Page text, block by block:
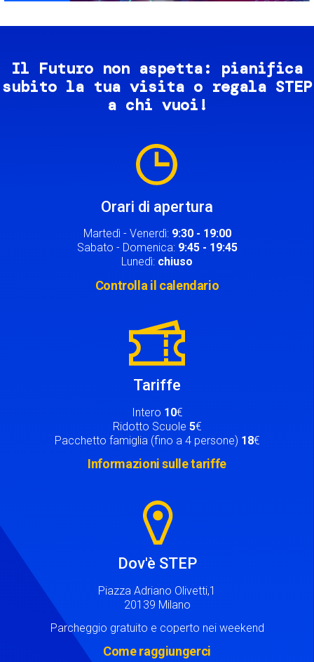
Il Futuro non aspetta: pianifica
subito la tua visita o regala STEP
a chi vuoi!
Orari di apertura
Martedì - Venerdì: 9:30 - 19:00
Sabato - Domenica: 9:45 - 19:45
Lunedì: chiuso
Controlla il calendario
Tariffe
Intero 10€
Ridotto Scuole 5€
Pacchetto famiglia (fino a 4 persone) 18€
Informazioni sulle tariffe
Dov'è STEP
Piazza Adriano Olivetti,1
20139 Milano
Parcheggio gratuito e coperto nei weekend
Come raggiungerci